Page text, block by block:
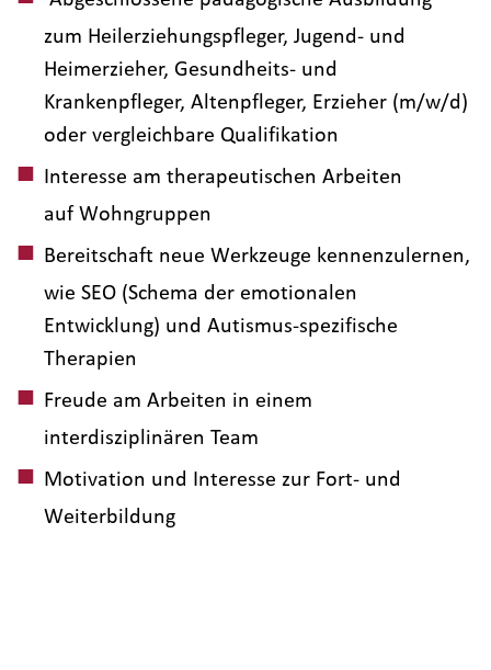
zum Heilerziehungspfleger, Jugend- und
Heimerzieher, Gesundheits- und
Krankenpfleger, Altenpfleger, Erzieher (m/w/d)
oder vergleichbare Qualifikation
Interesse am therapeutischen Arbeiten
auf Wohngruppen
Bereitschaft neue Werkzeuge kennenzulernen,
wie SEO (Schema der emotionalen
Entwicklung) und Autismus-spezifische
Therapien
Freude am Arbeiten in einem
interdisziplinären Team
Motivation und Interesse zur Fort- und
Weiterbildung